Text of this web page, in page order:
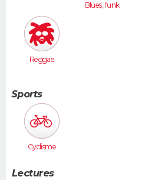
Blues, funk
Reggae
Sports
Cyclisme
Lectures